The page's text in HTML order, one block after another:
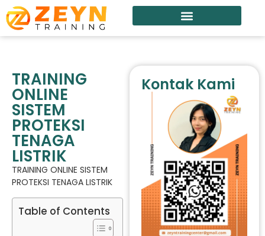
TRAINING
ONLINE
SISTEM
PROTEKSI
TENAGA
LISTRIK
TRAINING ONLINE SISTEM
PROTEKSI TENAGA LISTRIK
Table of Contents
Kontak Kami